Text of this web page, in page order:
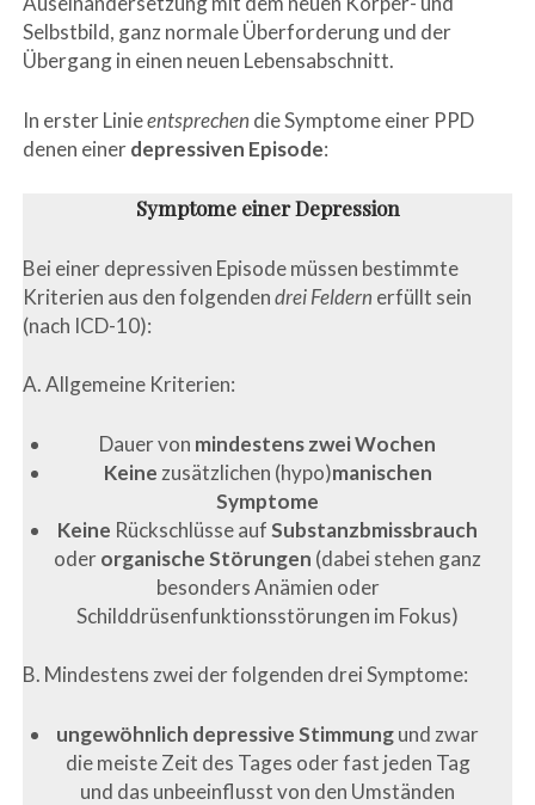
Selbstbild, ganz normale Überforderung und der
Übergang in einen neuen Lebensabschnitt.
In erster Linieentsprechen die Symptome einer PPD
denen einerdepressiven Episode:
Symptome einer Depression
Bei einer depressiven Episode müssen bestimmte
Kriterien aus den folgendendrei Feldern erfüllt sein
(nach ICD-10):
A. Allgemeine Kriterien:
Dauer von mindestens zwei Wochen
Keine zusätzlichen (hypo)manischen
Symptome
Keine Rückschlüsse aufSubstanzbmissbrauch
oderorganische Störungen (dabei stehen ganz
besonders Anämien oder
Schilddrüsenfunktionsstörungen im Fokus)
B. Mindestens zwei der folgenden drei Symptome:
ungewöhnlich depressive Stimmungund zwar
die meiste Zeit des Tages oder fast jeden Tag
und das unbeeinflusst von den Umständen